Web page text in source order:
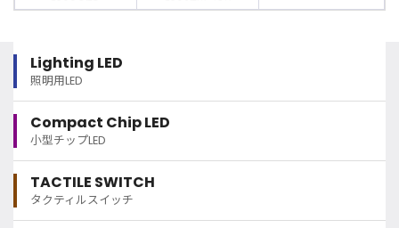
Lighting LED
照明用LED
Compact Chip LED
小型チップLED
TACTILE SWITCH
タクティルスイッチ